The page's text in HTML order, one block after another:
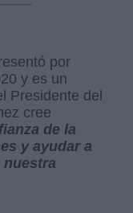
por
y es un
Presidente del
cree
de la
y ayudar a